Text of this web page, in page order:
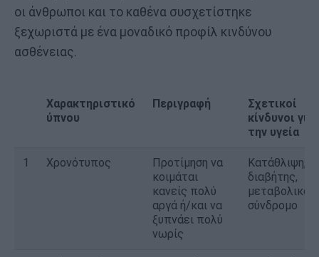
οι άνθρωποι και το καθένα συσχετίστηκε
ξεχωριστά με ένα μοναδικό προφίλ κινδύνου
ασθένειας.
Χαρακτηριστικό
ύπνου
Περιγραφή
Σχετικοί
κίνδυνοι για
την υγεία
1 Χρονότυπος
Προτίμηση να
κοιμάται
κανείς πολύ
αργά ή/και να
ξυπνάει πολύ
νωρίς
Κατάθλιψη,
διαβήτης,
μεταβολικό
σύνδρομο